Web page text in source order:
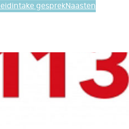
intake gesprekNaasten